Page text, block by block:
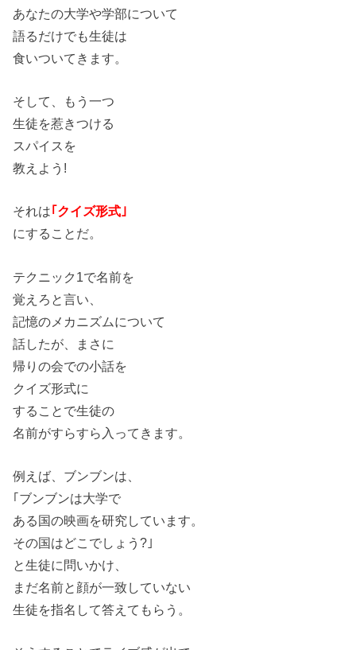
あなたの大学や学部について
語るだけでも生徒は
食いついてきます。
そして、もう一つ
生徒を惹きつける
スパイスを
教えよう!
それは｢クイズ形式｣
にすることだ。
テクニック1で名前を
覚えろと言い、
記憶のメカニズムについて
話したが、まさに
帰りの会での小話を
クイズ形式に
することで生徒の
名前がすらすら入ってきます。
例えば、ブンブンは、
｢ブンブンは大学で
ある国の映画を研究しています。
その国はどこでしょう?｣
と生徒に問いかけ、
まだ名前と顔が一致していない
生徒を指名して答えてもらう。